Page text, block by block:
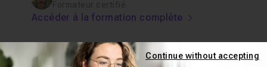
Accéder à la formation complète